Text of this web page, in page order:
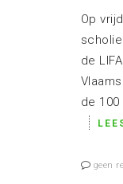
Op
de
de
geen